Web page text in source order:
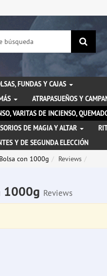
Buscar
FUNDAS Y CAJAS
ATRAPASUEÑOS Y
VARITAS DE INCIENSO,
DE MAGIA Y ALTAR
Y DE SEGUNDA ELECCIÓN
con 1000g Reviews
1000g Reviews